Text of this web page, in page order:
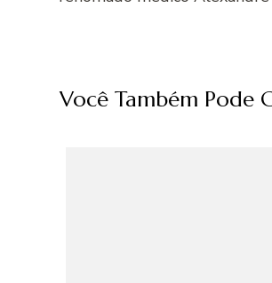
Você Também Pode